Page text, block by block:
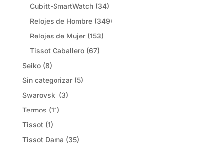
Cubitt-SmartWatch (34)
Relojes de Hombre (349)
Relojes de Mujer (153)
Tissot Caballero (67)
Seiko (8)
Sin categorizar (5)
Swarovski (3)
Termos (11)
Tissot (1)
Tissot Dama (35)